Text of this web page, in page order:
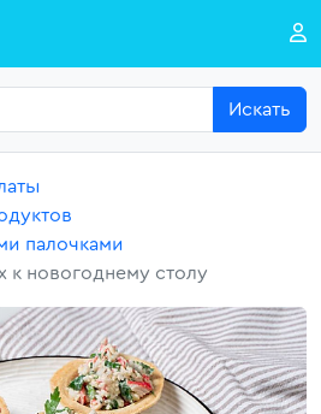
Искать
палочками
к новогоднему столу